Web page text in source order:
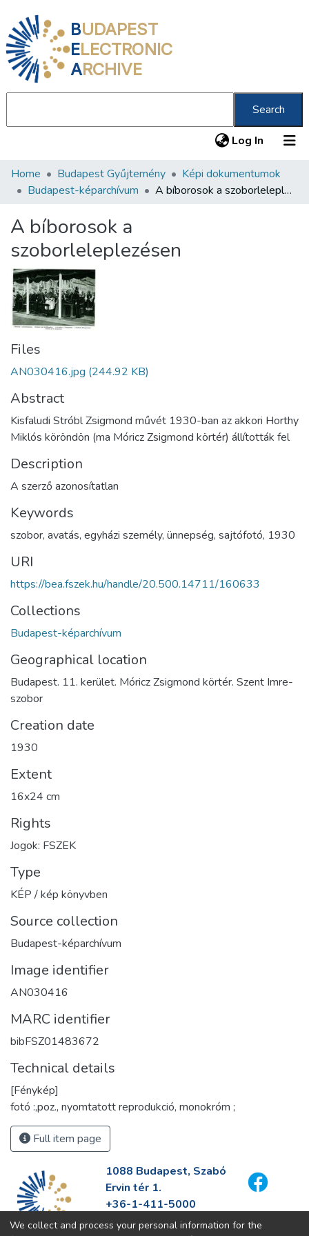
BUDAPEST
ELECTRONIC
ARCHIVE
Search
Log In (current)
Communities & Collections
Statistics
About us
Home Budapest Gyűjtemény
Képi dokumentumok
Budapest-képarchívum
A bíborosok a szoborleleplezésen
A bíborosok a
szoborleleplezésen
Files
AN030416.jpg (244.92 KB)
Abstract
Kisfaludi Stróbl Zsigmond művét 1930-ban az akkori Horthy
Miklós köröndön (ma Móricz Zsigmond körtér) állították fel
Description
A szerző azonosítatlan
Keywords
szobor, avatás, egyházi személy, ünnepség, sajtófotó, 1930
URI
https://bea.fszek.hu/handle/20.500.14711/160633
Collections
Budapest-képarchívum
Geographical location
Budapest. 11. kerület. Móricz Zsigmond körtér. Szent Imre-
szobor
Creation date
1930
Extent
16x24 cm
Rights
Jogok: FSZEK
Type
KÉP / kép könyvben
Source collection
Budapest-képarchívum
Image identifier
AN030416
MARC identifier
bibFSZ01483672
Technical details
[Fénykép]
fotó :,poz., nyomtatott reprodukció, monokróm ;
Full item page
1088 Budapest, Szabó
Ervin tér 1.
+36-1-411-5000
info@fszek.hu
We collect and process your personal information for the